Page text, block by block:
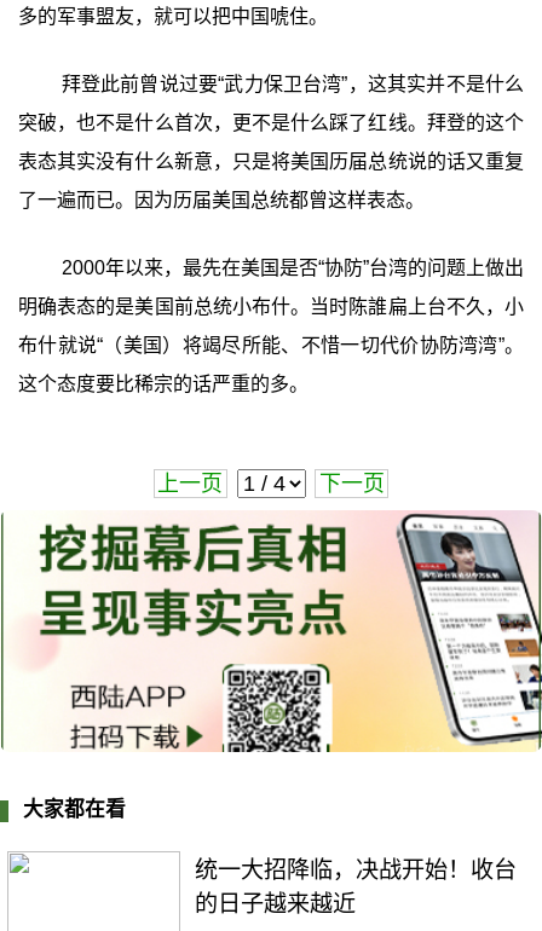
多的军事盟友，就可以把中国唬住。
拜登此前曾说过要“武力保卫台湾”，这其实并不是什么
突破，也不是什么首次，更不是什么踩了红线。拜登的这个
表态其实没有什么新意，只是将美国历届总统说的话又重复
了一遍而已。因为历届美国总统都曾这样表态。
2000年以来，最先在美国是否“协防”台湾的问题上做出
明确表态的是美国前总统小布什。当时陈誰扁上台不久，小
布什就说“（美国）将竭尽所能、不惜一切代价协防湾湾”。
这个态度要比稀宗的话严重的多。
上一页 下一页
大家都在看
统一大招降临，决战开始！收台
的日子越来越近